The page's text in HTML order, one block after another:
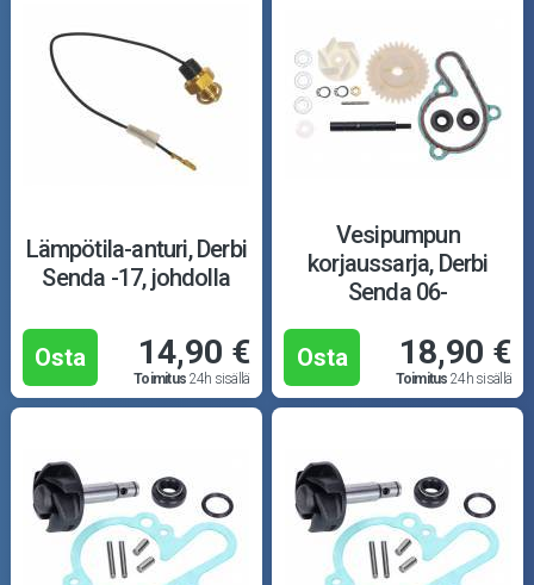
Puutarha ja metsä
Ajovarusteet
Nastarenkaat
Öljyt ja kemikaalit
Työkalut
Outlet-tuotteet
Lämpötila-anturi, Derbi
Senda -17, johdolla
Osta 14,90 €
Toimitus 24h sisällä
Vesipumpun
korjaussarja, Derbi
Senda 06-
Osta 18,90 €
Toimitus 24h sisällä